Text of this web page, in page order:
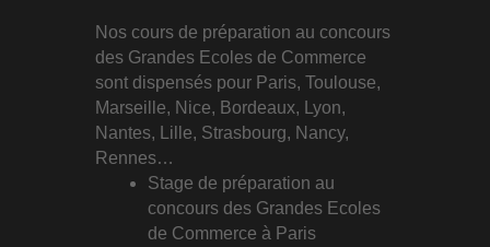
Nos cours de préparation au concours
des Grandes Ecoles de Commerce
sont dispensés pour Paris, Toulouse,
Marseille, Nice, Bordeaux, Lyon,
Nantes, Lille, Strasbourg, Nancy,
Rennes…
Stage de préparation au
concours des Grandes Ecoles
de Commerce à Paris